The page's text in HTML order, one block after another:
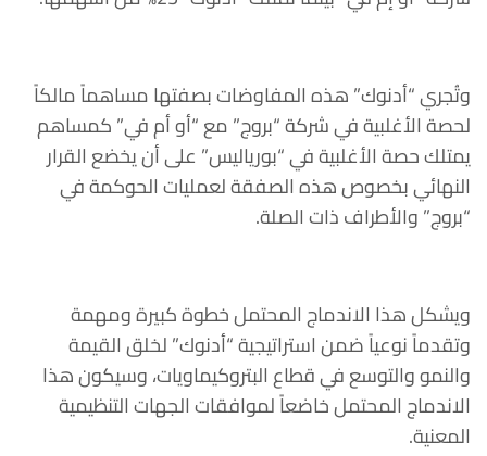
وتُجري “أدنوك” هذه المفاوضات بصفتها مساهماً مالكاً
لحصة الأغلبية في شركة “بروج” مع “أو أم في” كمساهم
يمتلك حصة الأغلبية في “بورياليس” على أن يخضع القرار
النهائي بخصوص هذه الصفقة لعمليات الحوكمة في
“بروج” والأطراف ذات الصلة.
ويشكل هذا الاندماج المحتمل خطوة كبيرة ومهمة
وتقدماً نوعياً ضمن استراتيجية “أدنوك” لخلق القيمة
والنمو والتوسع في قطاع البتروكيماويات، وسيكون هذا
الاندماج المحتمل خاضعاً لموافقات الجهات التنظيمية
المعنية.